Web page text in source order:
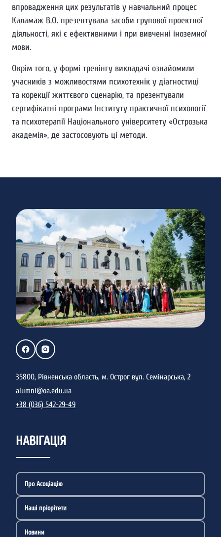
впровадження цих результатів у навчальний процес
Каламаж В.О. презентувала засоби групової проектної
діяльності, які є ефективними і при вивченні іноземної
мови.
Окрім того, у формі тренінгу викладачі ознайомили
учасників з можливостями психотехнік у діагностиці
та корекції життєвого сценарію, та презентували
сертифікатні програми Інституту практичної психології
та психотерапії Національного університету «Острозька
академія», де застосовують ці методи.
35800, Рівненська область, м. Острог вул. Семінарська, 2
alumni@oa.edu.ua
+38 (036) 542-29-49
НАВІГАЦІЯ
Про Асоціацію
Наші пріорітети
Новини